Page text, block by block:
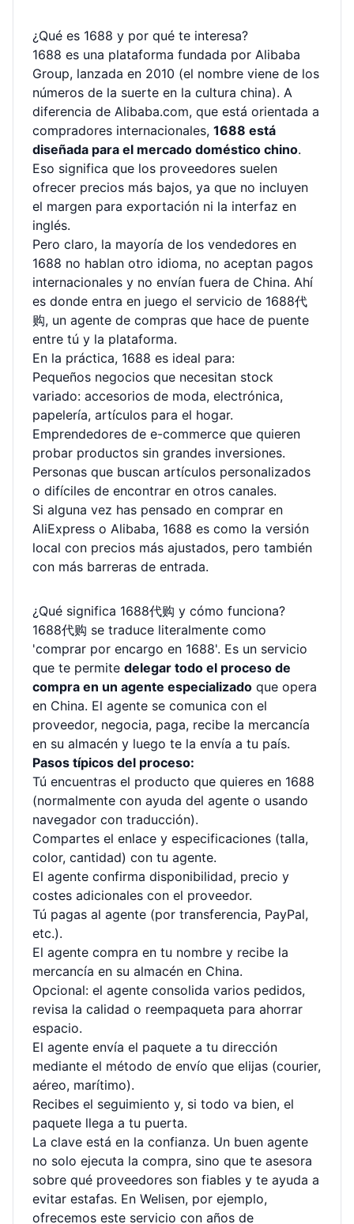
¿Qué es 1688 y por qué te interesa?
1688 es una plataforma fundada por Alibaba
Group, lanzada en 2010 (el nombre viene de los
números de la suerte en la cultura china). A
diferencia de Alibaba.com, que está orientada a
compradores internacionales, 1688 está
diseñada para el mercado doméstico chino.
Eso significa que los proveedores suelen
ofrecer precios más bajos, ya que no incluyen
el margen para exportación ni la interfaz en
inglés.
Pero claro, la mayoría de los vendedores en
1688 no hablan otro idioma, no aceptan pagos
internacionales y no envían fuera de China. Ahí
es donde entra en juego el servicio de 1688代
购, un agente de compras que hace de puente
entre tú y la plataforma.
En la práctica, 1688 es ideal para:
Pequeños negocios que necesitan stock
variado: accesorios de moda, electrónica,
papelería, artículos para el hogar.
Emprendedores de e-commerce que quieren
probar productos sin grandes inversiones.
Personas que buscan artículos personalizados
o difíciles de encontrar en otros canales.
Si alguna vez has pensado en comprar en
AliExpress o Alibaba, 1688 es como la versión
local con precios más ajustados, pero también
con más barreras de entrada.
¿Qué significa 1688代购 y cómo funciona?
1688代购 se traduce literalmente como
'comprar por encargo en 1688'. Es un servicio
que te permite delegar todo el proceso de
compra en un agente especializado que opera
en China. El agente se comunica con el
proveedor, negocia, paga, recibe la mercancía
en su almacén y luego te la envía a tu país.
Pasos típicos del proceso:
Tú encuentras el producto que quieres en 1688
(normalmente con ayuda del agente o usando
navegador con traducción).
Compartes el enlace y especificaciones (talla,
color, cantidad) con tu agente.
El agente confirma disponibilidad, precio y
costes adicionales con el proveedor.
Tú pagas al agente (por transferencia, PayPal,
etc.).
El agente compra en tu nombre y recibe la
mercancía en su almacén en China.
Opcional: el agente consolida varios pedidos,
revisa la calidad o reempaqueta para ahorrar
espacio.
El agente envía el paquete a tu dirección
mediante el método de envío que elijas (courier,
aéreo, marítimo).
Recibes el seguimiento y, si todo va bien, el
paquete llega a tu puerta.
La clave está en la confianza. Un buen agente
no solo ejecuta la compra, sino que te asesora
sobre qué proveedores son fiables y te ayuda a
evitar estafas. En Welisen, por ejemplo,
ofrecemos este servicio con años de